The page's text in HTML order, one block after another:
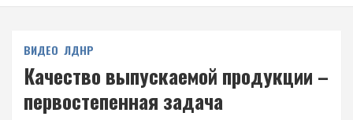
ВИДЕО ЛДНР
Качество выпускаемой продукции –
первостепенная задача